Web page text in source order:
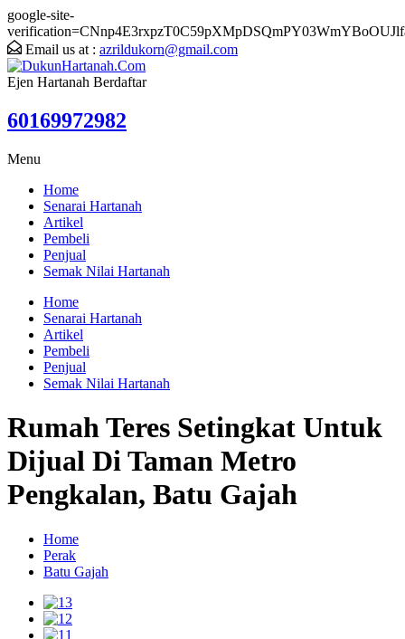
google-site-
Email us at : azrildukorn@gmail.com
Ejen Hartanah Berdaftar
60169972982
Menu
Home
Senarai Hartanah
Artikel
Pembeli
Penjual
Semak Nilai Hartanah
Home
Senarai Hartanah
Artikel
Pembeli
Penjual
Semak Nilai Hartanah
Rumah Teres Setingkat Untuk
Dijual Di Taman Metro
Pengkalan, Batu Gajah
Home
Perak
Batu Gajah